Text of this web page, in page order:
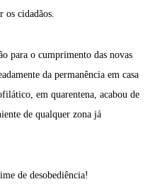
os cidadãos.
para o cumprimento das novas
da permanência em casa
em quarentena, acabou de
de qualquer zona já
de desobediência!